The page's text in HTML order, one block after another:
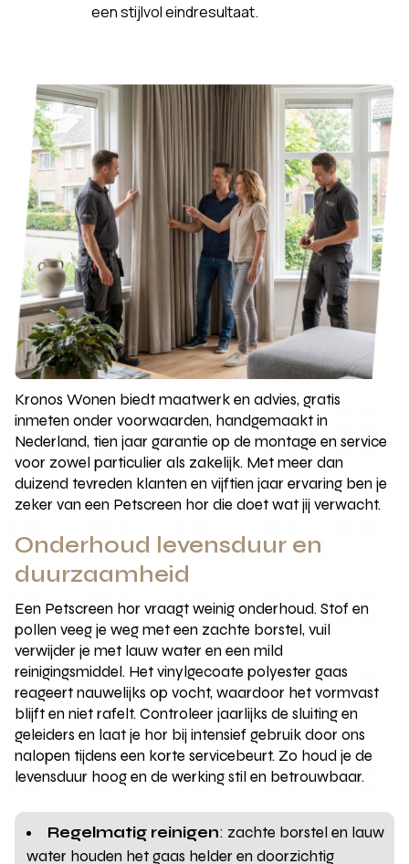
een stijlvol eindresultaat.
Kronos Wonen biedt maatwerk en advies, gratis
inmeten onder voorwaarden, handgemaakt in
Nederland, tien jaar garantie op de montage en service
voor zowel particulier als zakelijk. Met meer dan
duizend tevreden klanten en vijftien jaar ervaring ben je
zeker van een Petscreen hor die doet wat jij verwacht.
Onderhoud levensduur en
duurzaamheid
Een Petscreen hor vraagt weinig onderhoud. Stof en
pollen veeg je weg met een zachte borstel, vuil
verwijder je met lauw water en een mild
reinigingsmiddel. Het vinylgecoate polyester gaas
reageert nauwelijks op vocht, waardoor het vormvast
blijft en niet rafelt. Controleer jaarlijks de sluiting en
geleiders en laat je hor bij intensief gebruik door ons
nalopen tijdens een korte servicebeurt. Zo houd je de
levensduur hoog en de werking stil en betrouwbaar.
Regelmatig reinigen: zachte borstel en lauw
water houden het gaas helder en doorzichtig